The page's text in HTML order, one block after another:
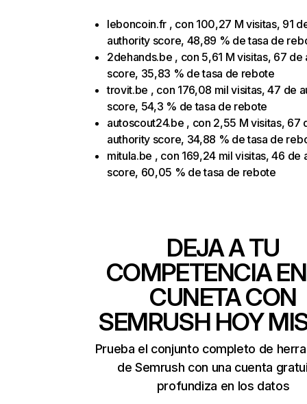
leboncoin.fr , con 100,27 M visitas, 91
authority score, 48,89 % de tasa de
2dehands.be , con 5,61 M visitas, 67 de
score, 35,83 % de tasa de rebote
trovit.be , con 176,08 mil visitas, 47 de
score, 54,3 % de tasa de rebote
autoscout24.be , con 2,55 M visitas, 67
authority score, 34,88 % de tasa de
mitula.be , con 169,24 mil visitas, 46 de
score, 60,05 % de tasa de rebote
DEJA A TU
COMPETENCIA
CUNETA CON
SEMRUSH HOY
Prueba el conjunto completo de
de Semrush con una cuenta
profundiza en los datos